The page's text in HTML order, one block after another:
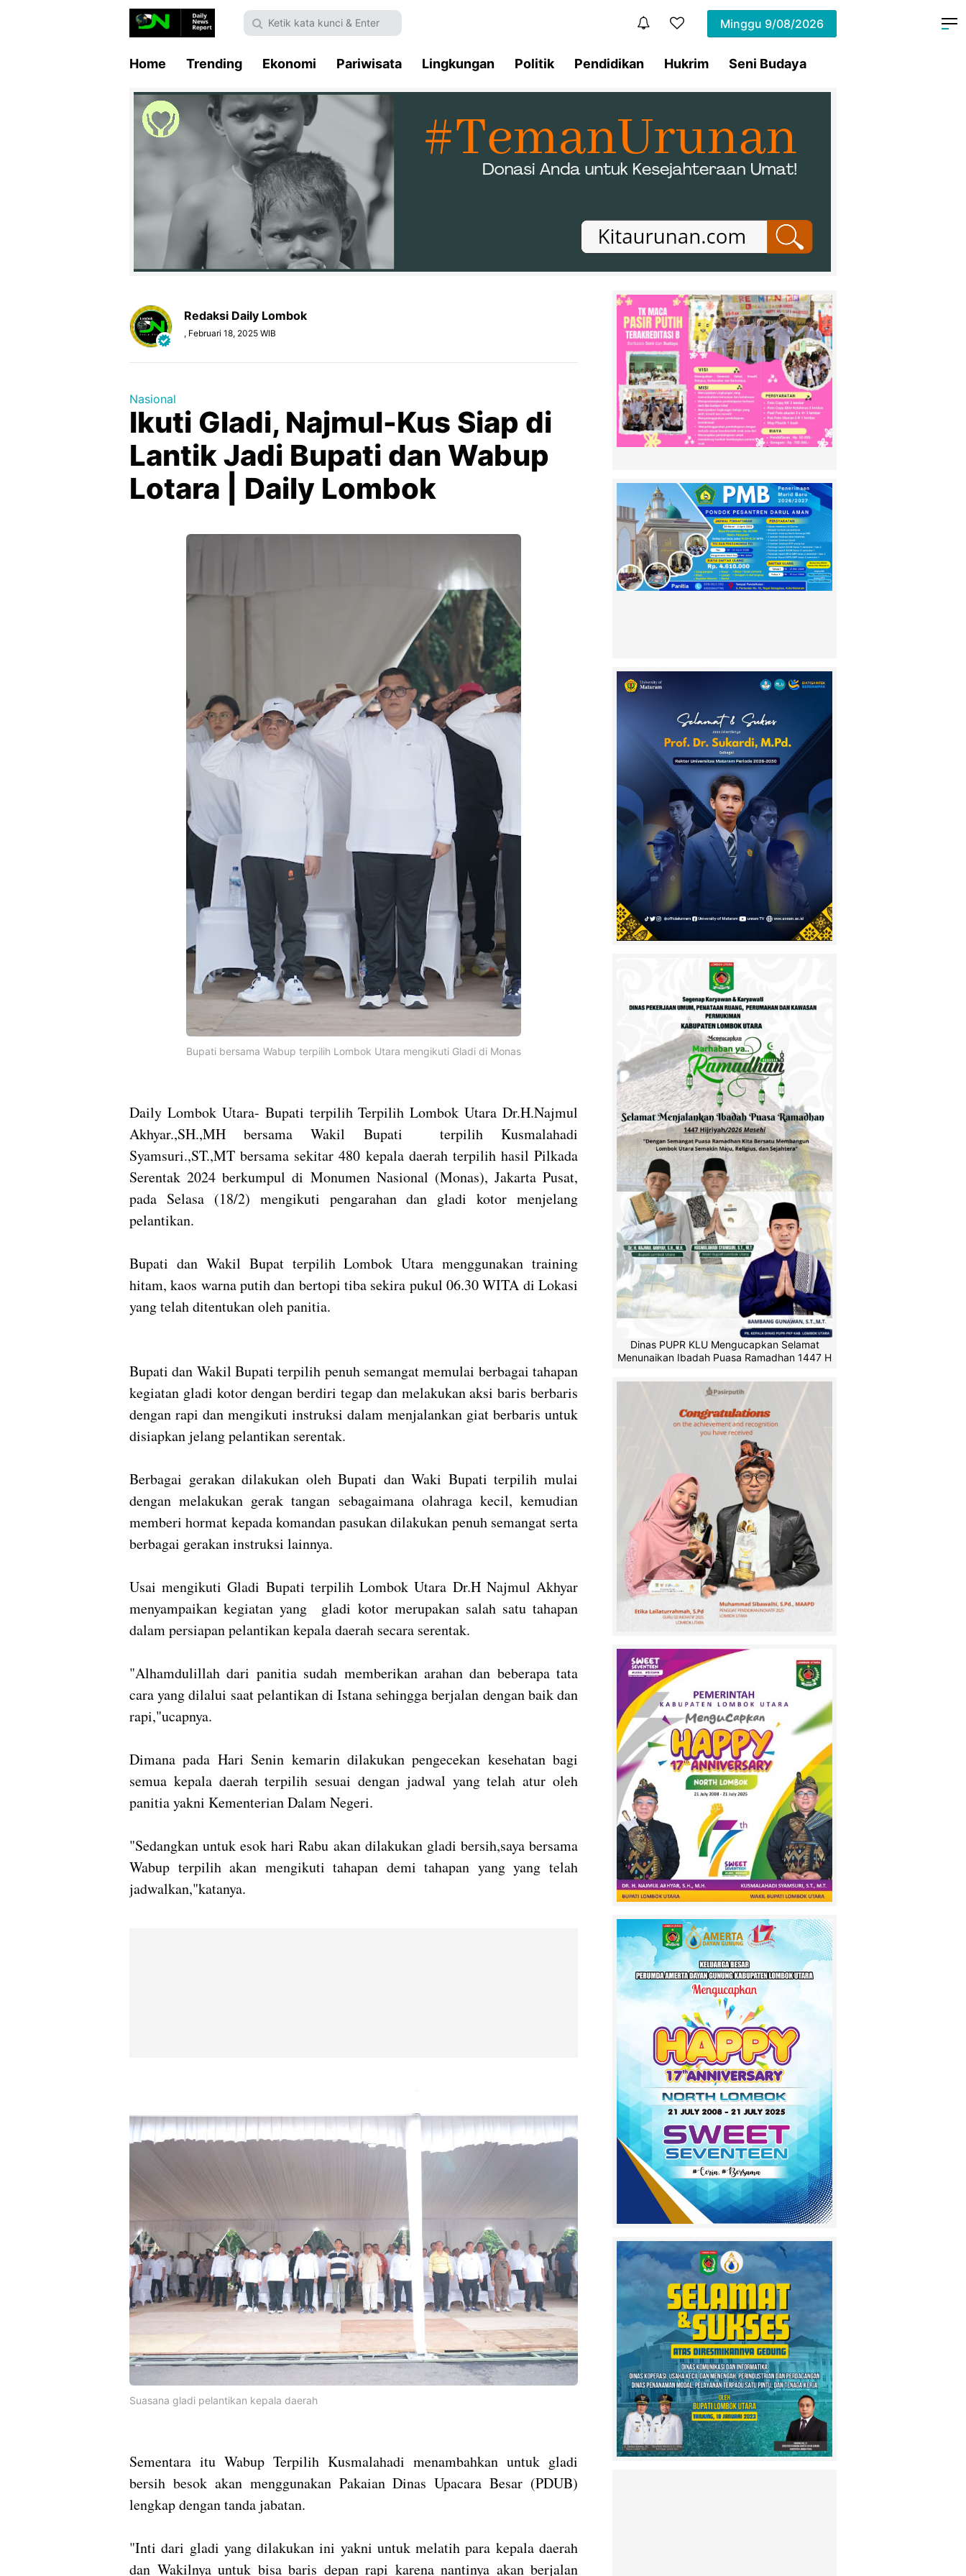
Minggu 9/08/2026
Home Trending Ekonomi Pariwisata Lingkungan Politik Pendidikan Hukrim Seni Budaya
Redaksi Daily Lombok
, Februari 18, 2025 WIB
Nasional
Ikuti Gladi, Najmul-Kus Siap di
Lantik Jadi Bupati dan Wabup
Lotara | Daily Lombok
Bupati bersama Wabup terpilih Lombok Utara mengikuti Gladi di Monas
Daily Lombok Utara- Bupati terpilih Terpilih Lombok Utara Dr.H.Najmul
Akhyar.,SH.,MH bersama Wakil Bupati terpilih Kusmalahadi
Syamsuri.,ST.,MT bersama sekitar 480 kepala daerah terpilih hasil Pilkada
Serentak 2024 berkumpul di Monumen Nasional (Monas), Jakarta Pusat,
pada Selasa (18/2) mengikuti pengarahan dan gladi kotor menjelang
pelantikan.
Bupati dan Wakil Bupat terpilih Lombok Utara menggunakan training
hitam, kaos warna putih dan bertopi tiba sekira pukul 06.30 WITA di Lokasi
yang telah ditentukan oleh panitia.
Bupati dan Wakil Bupati terpilih penuh semangat memulai berbagai tahapan
kegiatan gladi kotor dengan berdiri tegap dan melakukan aksi baris berbaris
dengan rapi dan mengikuti instruksi dalam menjalankan giat berbaris untuk
disiapkan jelang pelantikan serentak.
Berbagai gerakan dilakukan oleh Bupati dan Waki Bupati terpilih mulai
dengan melakukan gerak tangan sebagaimana olahraga kecil, kemudian
memberi hormat kepada komandan pasukan dilakukan penuh semangat serta
berbagai gerakan instruksi lainnya.
Usai mengikuti Gladi Bupati terpilih Lombok Utara Dr.H Najmul Akhyar
menyampaikan kegiatan yang gladi kotor merupakan salah satu tahapan
dalam persiapan pelantikan kepala daerah secara serentak.
"Alhamdulillah dari panitia sudah memberikan arahan dan beberapa tata
cara yang dilalui saat pelantikan di Istana sehingga berjalan dengan baik dan
rapi,"ucapnya.
Dimana pada Hari Senin kemarin dilakukan pengecekan kesehatan bagi
semua kepala daerah terpilih sesuai dengan jadwal yang telah atur oleh
panitia yakni Kementerian Dalam Negeri.
"Sedangkan untuk esok hari Rabu akan dilakukan gladi bersih,saya bersama
Wabup terpilih akan mengikuti tahapan demi tahapan yang yang telah
jadwalkan,"katanya.
Suasana gladi pelantikan kepala daerah
Sementara itu Wabup Terpilih Kusmalahadi menambahkan untuk gladi
bersih besok akan menggunakan Pakaian Dinas Upacara Besar (PDUB)
lengkap dengan tanda jabatan.
"Inti dari gladi yang dilakukan ini yakni untuk melatih para kepala daerah
dan Wakilnya untuk bisa baris depan rapi karena nantinya akan berjalan
Dinas PUPR KLU Mengucapkan Selamat
Menunaikan Ibadah Puasa Ramadhan 1447 H